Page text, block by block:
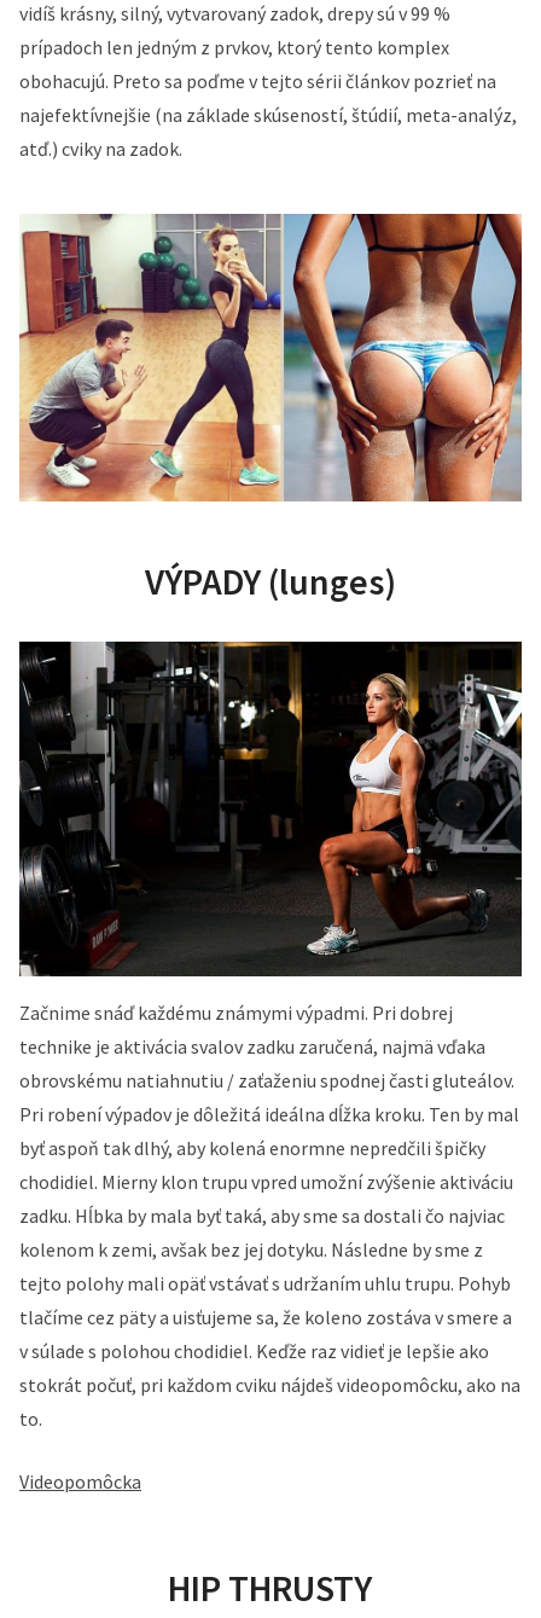
vidíš krásny, silný, vytvarovaný zadok, drepy sú v 99 %
prípadoch len jedným z prvkov, ktorý tento komplex
obohacujú. Preto sa poďme v tejto sérii článkov pozrieť na
najefektívnejšie (na základe skúseností, štúdií, meta-analýz,
atď.) cviky na zadok.
VÝPADY (lunges)
Začnime snáď každému známymi výpadmi. Pri dobrej
technike je aktivácia svalov zadku zaručená, najmä vďaka
obrovskému natiahnutiu / zaťaženiu spodnej časti gluteálov.
Pri robení výpadov je dôležitá ideálna dĺžka kroku. Ten by mal
byť aspoň tak dlhý, aby kolená enormne nepredčili špičky
chodidiel. Mierny klon trupu vpred umožní zvýšenie aktiváciu
zadku. Hĺbka by mala byť taká, aby sme sa dostali čo najviac
kolenom k zemi, avšak bez jej dotyku. Následne by sme z
tejto polohy mali opäť vstávať s udržaním uhlu trupu. Pohyb
tlačíme cez päty a uisťujeme sa, že koleno zostáva v smere a
v súlade s polohou chodidiel. Keďže raz vidieť je lepšie ako
stokrát počuť, pri každom cviku nájdeš videopomôcku, ako na
to.
Videopomôcka
HIP THRUSTY